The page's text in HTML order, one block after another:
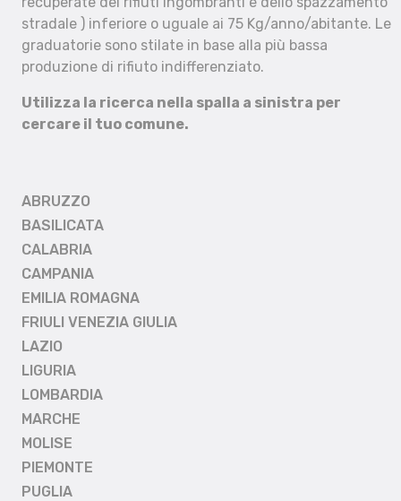
stradale ) inferiore o uguale ai 75 Kg/anno/abitante. Le
graduatorie sono stilate in base alla più bassa
produzione di rifiuto indifferenziato.
Utilizza la ricerca nella spalla a sinistra per
cercare il tuo comune.
ABRUZZO
BASILICATA
CALABRIA
CAMPANIA
EMILIA ROMAGNA
FRIULI VENEZIA GIULIA
LAZIO
LIGURIA
LOMBARDIA
MARCHE
MOLISE
PIEMONTE
PUGLIA